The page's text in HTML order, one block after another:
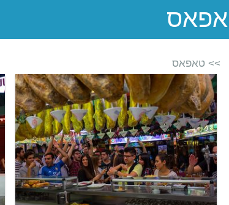
>> טאפאס